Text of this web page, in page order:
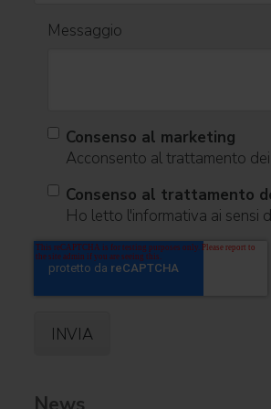
Messaggio
Consenso al marketing
Acconsento al trattamento
Consenso al trattamento
Ho letto l'informativa ai sensi